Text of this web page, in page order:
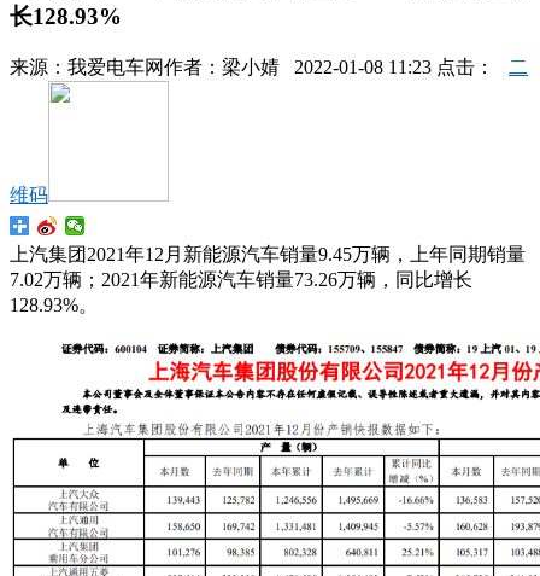
长128.93%
来源： 我爱电车网作者： 梁小婧 2022-01-08 11:23 点击： 二
维码
上汽集团2021年12月新能源汽车销量9.45万辆，上年同期销量
7.02万辆；2021年新能源汽车销量73.26万辆，同比增长
128.93%。